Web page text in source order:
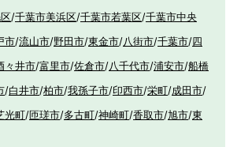
/千葉市美浜区/千葉市若葉区/千葉市中央
市/流山市/野田市/東金市/八街市/千葉市/四
々井市/富里市/佐倉市/八千代市/浦安市/船橋
/白井市/柏市/我孫子市/印西市/栄町/成田市/
光町/匝瑳市/多古町/神崎町/香取市/旭市/東